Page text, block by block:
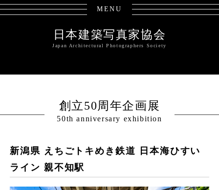
MENU
日本建築写真家協会
Japan Architectural Photographers Society
創立50周年企画展
50th anniversary exhibition
新潟県 えちごトキめき鉄道 日本海ひすい
ライン 親不知駅